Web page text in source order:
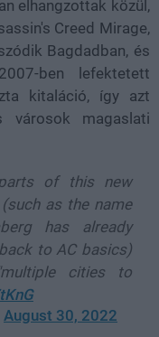
elhangzottak közül,
Creed Mirage,
Bagdadban, és
ben lefektetett
kitaláció, így azt
városok magaslati
of this new
as the name
has already
to AC basics)
cities to
August 30, 2022